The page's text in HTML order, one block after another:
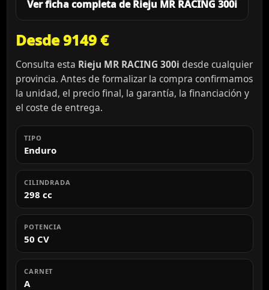
Ver ficha completa de Rieju MR RACING 300i
Desde 9149 €
Consulta esta Rieju MR RACING 300i desde cualquier
provincia. Antes de formalizar la compra confirmamos
la unidad, el precio final, la garantía, la financiación y
el coste de entrega.
TIPO
Enduro
CILINDRADA
298 cc
POTENCIA
50 CV
CARNET
A